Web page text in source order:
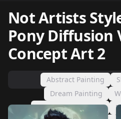
Not Artists
Pony Diffusion
Concept Art 2
Abstract Painting
Dream Painting
Watercolor Painting